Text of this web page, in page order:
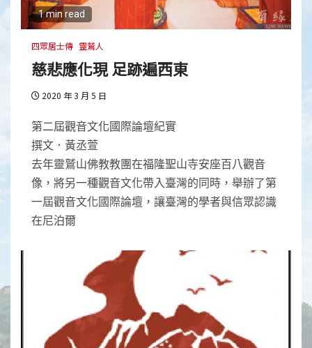
1 min read
四眾居士傳 靈鷲人
慈悲應化現 足跡遍西東
2020 年 3 月 5 日
第二屆觀音文化國際論壇紀實
撰文．黃丞萱
去年靈鷲山佛教教團在福隆聖山寺安座百八觀音
像，將另一種觀音文化帶入臺灣的同時，舉辦了第
一屆觀音文化國際論壇，讓臺灣的學者與信眾認識
在尼泊爾